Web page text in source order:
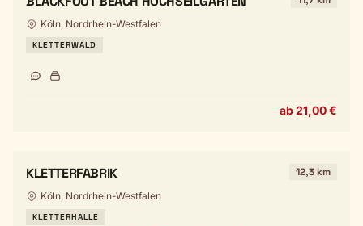
Köln, Nordrhein-Westfalen
KLETTERWALD
ab 21,00 €
KLETTERFABRIK 12,3 km
Köln, Nordrhein-Westfalen
KLETTERHALLE